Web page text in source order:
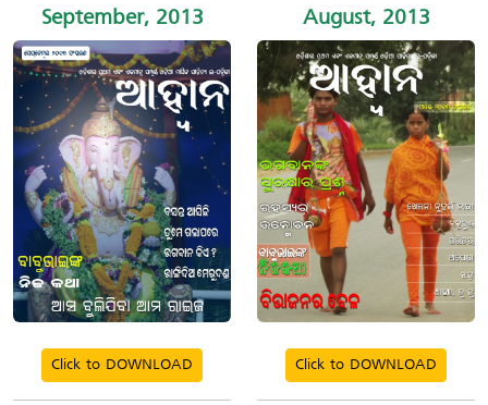
September, 2013
Click to DOWNLOAD
August, 2013
Click to DOWNLOAD